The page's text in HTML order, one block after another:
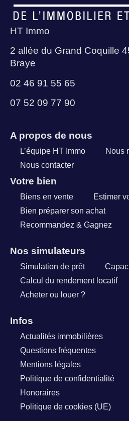
HT Immo
2 allée du Grand Coquille
Braye
02 46 91 55 65
07 52 09 77 90
A propos de nous
L’équipe HT Immo
Nous
Nous contacter
Votre bien
Biens en vente
Estimer
Bien préparer son achat
Recommandez & Gagnez
Nos simulateurs
Simulation de prêt
Calcul du rendement locatif
Acheter ou louer ?
Infos
Actualités immobilières
Questions fréquentes
Mentions légales
Politique de confidentialité
Honoraires
Politique de cookies (UE)